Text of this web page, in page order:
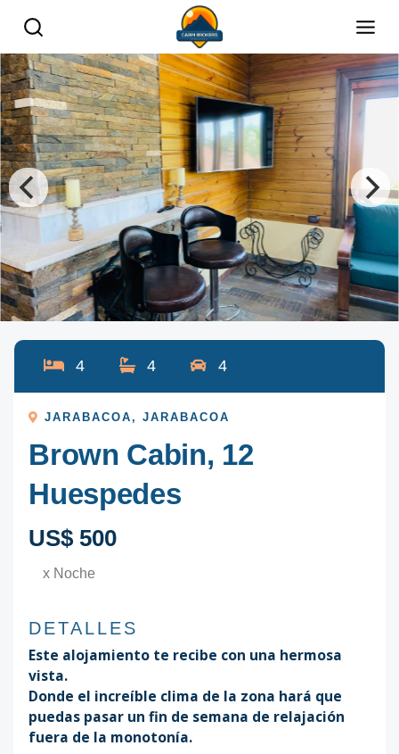
4 4 4
JARABACOA ,JARABACOA
Brown Cabin, 12
Huespedes
US$ 500
x Noche
DETALLES
Este alojamiento te recibe con una hermosa
vista.
Donde el increíble clima de la zona hará que
puedas pasar un fin de semana de relajación
fuera de la monotonía.